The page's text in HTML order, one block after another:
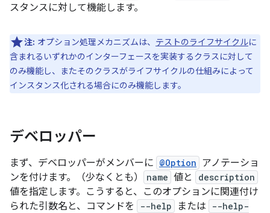
スタンスに対して機能します。
注: オプション処理メカニズムは、 テストのライフサイクルに
含まれるいずれかのインターフェースを実装するクラスに対して
のみ機能し、またそのクラスがライフサイクルの仕組みによって
インスタンス化される場合にのみ機能します。
デベロッパー
まず、デベロッパーがメンバーに @Option アノテーショ
ンを付けます。
（少なくとも） name 値と description
値を指定します。こうすると、このオプションに関連付け
られた引数名と、コマンドを
--help または
--help-